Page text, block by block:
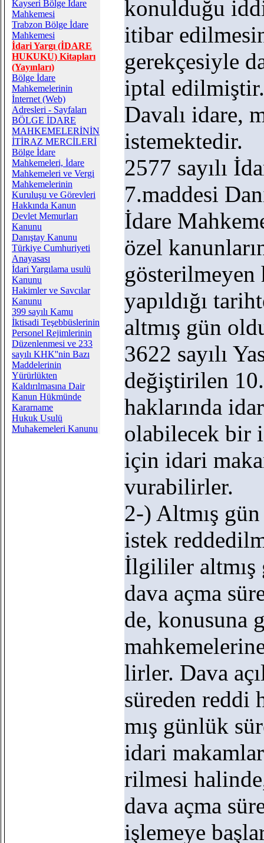
Kayseri Bölge İdare
Mahkemesi
Trabzon Bölge İdare
Mahkemesi
İdari Yargı (İDARE
HUKUKU) Kitapları
(Yayınları)
Bölge İdare
Mahkemelerinin
İnternet (Web)
Adresleri - Sayfaları
BÖLGE İDARE
MAHKEMELERİNİN
İTİRAZ MERCİLERİ
Bölge İdare
Mahkemeleri, İdare
Mahkemeleri ve Vergi
Mahkemelerinin
Kuruluşu ve Görevleri
Hakkında Kanun
Devlet Memurları
Kanunu
Danıştay Kanunu
Türkiye Cumhuriyeti
Anayasası
İdari Yargılama usulü
Kanunu
Hakimler ve Savcılar
Kanunu
399 sayılı Kamu
İktisadi Teşebbüslerinin
Personel Rejimlerinin
Düzenlenmesi ve 233
sayılı KHK''nin Bazı
Maddelerinin
Yürürlükten
Kaldırılmasına Dair
Kanun Hükmünde
Kararname
Hukuk Usulü
Muhakemeleri Kanunu
konulduğu
itibar
gerekçesiyle
iptal edilmiştir.
Davalı idare,
istemektedir.
2577 sayılı
7.maddesi
İdare
özel
gösterilmeyen
yapıldığı
altmış gün
3622 sayılı
değiştirilen
haklarında
olabilecek bir
için idari
vurabilirler.
2-) Altmış
istek
İlgililer
dava açma
de, konusuna
lirler. Dava
süreden reddi
mış günlük
idari
rilmesi
dava açma
işlemeye